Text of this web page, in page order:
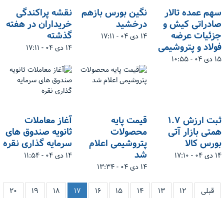
سهم عمده تالار
صادراتی کیش و
جزئیات عرضه
فولاد و پتروشیمی
۱۵ دی ۰۴ - ۱۰:۵۵
نگین بورس بازهم
درخشید
۱۴ دی ۰۴ - ۱۷:۱۱
نقشه پراکندگی
خریداران در هفته
گذشته
۱۴ دی ۰۴ - ۱۷:۱۱
ثبت ارزش ۱.۷
همتی بازار آتی
بورس کالا
۱۴ دی ۰۴ - ۱۷:۱۰
قیمت پایه
محصولات
پتروشیمی اعلام
شد
۱۴ دی ۰۴ - ۱۳:۳۴
آغاز معاملات
ثانویه صندوق های
سرمایه گذاری نقره
۱۴ دی ۰۴ - ۱۱:۵۴
قبلی ۱۲ ۱۳ ۱۴ ۱۵ ۱۶ ۱۷ ۱۸ ۱۹
۲۰